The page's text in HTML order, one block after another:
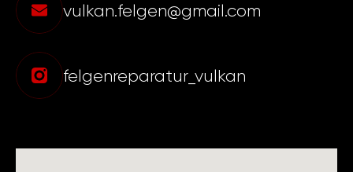
vulkan.felgen@gmail.com
felgenreparatur_vulkan